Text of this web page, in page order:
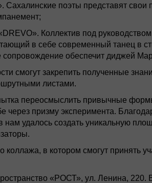
поэты представят свои
Коллектив под
в себе современный танец в
обеспечит диджей
смогут закрепить полученные
листами.
переосмыслить привычные
через призму эксперимента.
нам удалось создать уникальную
в котором смогут принять
«РОСТ», ул. Ленина, 220.